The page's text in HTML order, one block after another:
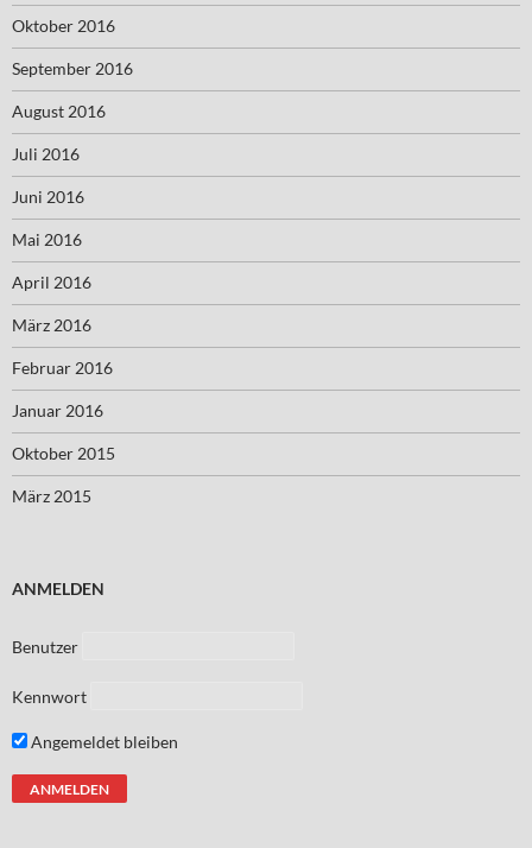
Oktober 2016
September 2016
August 2016
Juli 2016
Juni 2016
Mai 2016
April 2016
März 2016
Februar 2016
Januar 2016
Oktober 2015
März 2015
ANMELDEN
Benutzer
Kennwort
Angemeldet bleiben